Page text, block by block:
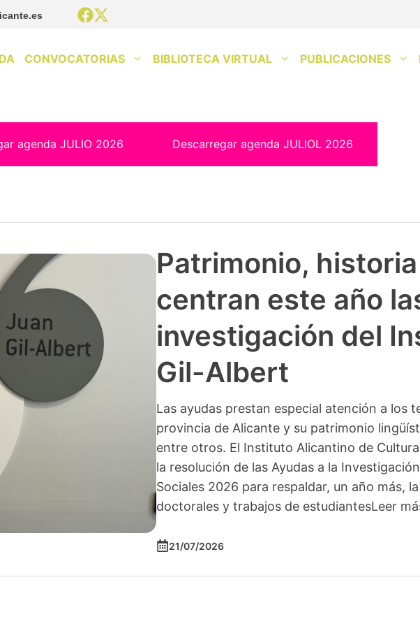
CONVOCATORIAS BIBLIOTECA VIRTUAL PUBLICACIONES
agenda JULIO 2026 Descarregar agenda JULIOL 2026
Patrimonio,
centran este año
investigación del
Gil-Albert
Las ayudas prestan especial atención a los
provincia de Alicante y su patrimonio
entre otros. El Instituto Alicantino de
la resolución de las Ayudas a la
Sociales 2026 para respaldar, un año más,
doctorales y trabajos de estudiantesLeer
21/07/2026